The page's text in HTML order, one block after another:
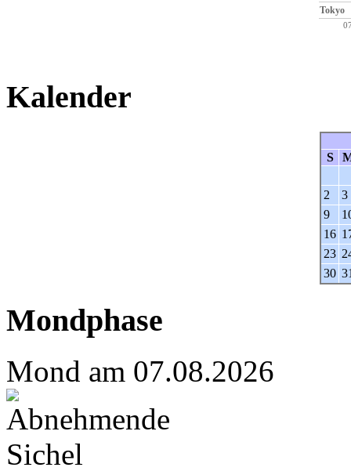
Tokyo
Kalender
S
2
3
9
16
23
30
Mondphase
Mond am 07.08.2026